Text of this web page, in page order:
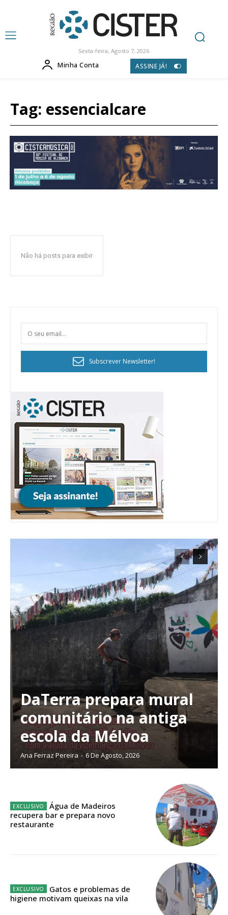
Planos de Assinatura
Faça-se assinante do Região de Cister e ajude-nos a manter este serviço
Sexta-feira, Agosto 7, 2026
Minha Conta ASSINE JÁ!
Tag: essencialcare
Não há posts para exibir
Subscrever Newsletter!
DaTerra prepara mural
comunitário na antiga
escola da Mélvoa
Ana Ferraz Pereira - 6 De Agosto, 2026
Água de Madeiros
recupera bar e prepara novo
restaurante
Gatos e problemas de
higiene motivam queixas na vila